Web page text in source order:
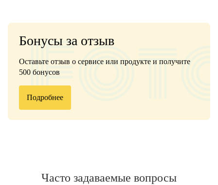
Бонусы за отзыв
Оставьте отзыв о сервисе или продукте и получите
500 бонусов
Подробнее
Часто задаваемые вопросы